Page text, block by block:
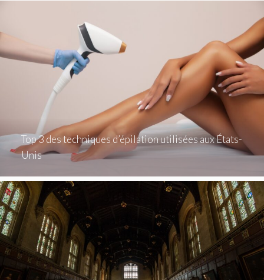
Top 3 des techniques d’épilation utilisées aux États-
Unis